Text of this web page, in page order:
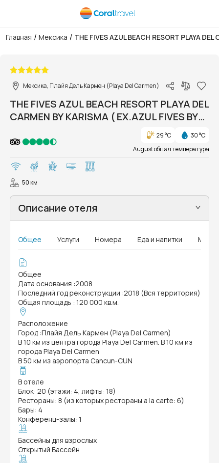
Главная / Мексика / THE FIVES AZUL BEACH RESORT PLAYA
Мексика, Плайя Дель Кармен (Playa Del Carmen)
THE FIVES AZUL BEACH RESORT PLAYA DEL
CARMEN BY KARISMA ( EX.AZUL FIVES BY
29 °C
30 °C
August общая температура
50 км
Описание отеля
Общее Услуги Номера Еда и напитки MICE
Общее
Дата основания :2008
Последний год реконструкции :2018 (Вся территория)
Общая площадь : 120 000 кв.м.
Расположение
Город :Плайя Дель Кармен (Playa Del Carmen)
В 10 км из центра города Playa Del Carmen. В 10 км из
города Playa Del Carmen
В 50 км из аэропорта Cancun-CUN
В отеле
Блок: 20 (этажи: 4, лифты: 18)
Рестораны: 8 (из которых рестораны a la carte: 6)
Бары: 4
Конференц-залы: 1
Бассейны для взрослых
Открытый Бассейн